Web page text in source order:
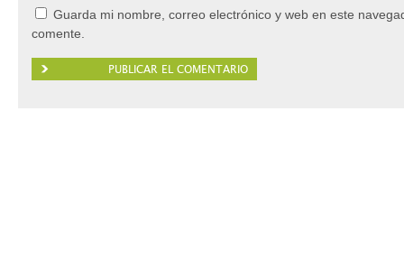
Guarda mi nombre, correo electrónico y web en este
comente.